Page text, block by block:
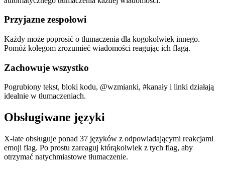
Przyjazne zespołowi
Każdy może poprosić o tłumaczenia dla kogokolwiek innego.
Pomóż kolegom zrozumieć wiadomości reagując ich flagą.
Zachowuje wszystko
Pogrubiony tekst, bloki kodu, @wzmianki, #kanały i linki działają
idealnie w tłumaczeniach.
Obsługiwane języki
X-late obsługuje ponad 37 języków z odpowiadającymi reakcjami
emoji flag. Po prostu zareaguj którąkolwiek z tych flag, aby
otrzymać natychmiastowe tłumaczenie.